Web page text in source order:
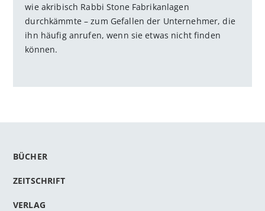
wie akribisch Rabbi Stone Fabrikanlagen
durchkämmte – zum Gefallen der Unternehmer, die
ihn häufig anrufen, wenn sie etwas nicht finden
können.
BÜCHER
ZEITSCHRIFT
VERLAG